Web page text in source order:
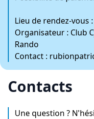
Lieu de rendez-vous
Organisateur : Club
Rando
Contact :
Contacts
Une question ?